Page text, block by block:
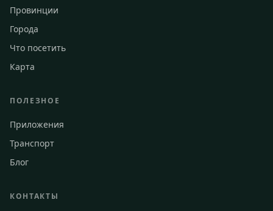
Провинции
Города
Что посетить
Карта
ПОЛЕЗНОЕ
Приложения
Транспорт
Блог
КОНТАКТЫ